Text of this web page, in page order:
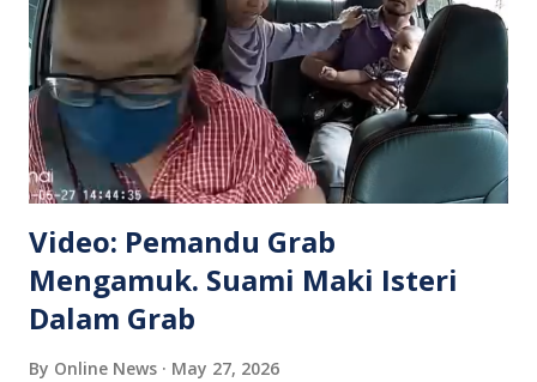
Video: Pemandu Grab
Mengamuk. Suami Maki Isteri
Dalam Grab
By Online News May 27, 2026